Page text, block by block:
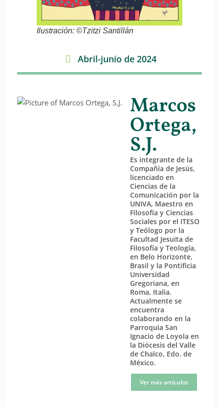
Ilustración: ©Tzitzi Santillán
Abril-junio de 2024
Marcos
Ortega,
S.J.
Es integrante de la
Compañía de Jesús,
licenciado en
Ciencias de la
Comunicación por la
UNIVA, Maestro en
Filosofía y Ciencias
Sociales por el ITESO
y Teólogo por la
Facultad Jesuita de
Filosofía y Teología,
en Belo Horizonte,
Brasil y la Pontificia
Universidad
Gregoriana, en
Roma, Italia.
Actualmente se
encuentra
colaborando en la
Parroquia San
Ignacio de Loyola en
la Diócesis del Valle
de Chalco, Edo. de
México.
Ver más artículos